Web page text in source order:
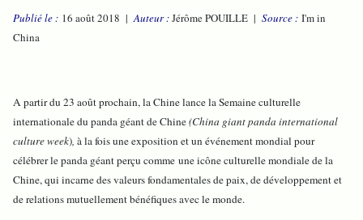
Publié le : 16 août 2018 |Auteur :Jérôme POUILLE | Source : I'm in
China
A partir du 23 août prochain, la Chine lance la Semaine culturelle
internationale du panda géant de Chine(China giant panda international
cultureweek), à la fois une exposition et un événement mondial pour
célébrer le panda géant perçu comme une icône culturelle mondiale de la
Chine, qui incarne des valeurs fondamentales de paix, de développement et
de relations mutuellement bénéfiques avec le monde.